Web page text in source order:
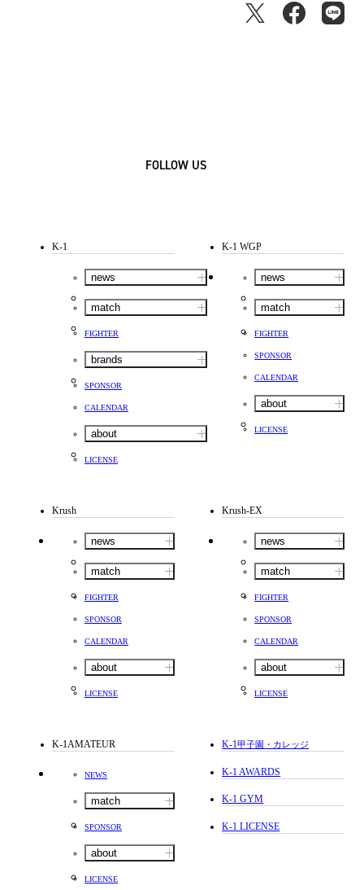
FOLLOW US
K-1
news
match
FIGHTER
brands
SPONSOR
CALENDAR
about
LICENSE
K-1 WGP
news
match
FIGHTER
SPONSOR
CALENDAR
about
LICENSE
Krush
news
match
FIGHTER
SPONSOR
CALENDAR
about
LICENSE
Krush-EX
news
match
FIGHTER
SPONSOR
CALENDAR
about
LICENSE
K-1AMATEUR
NEWS
match
SPONSOR
about
LICENSE
K-1甲子園・カレッジ
K-1 AWARDS
K-1 GYM
K-1 LICENSE